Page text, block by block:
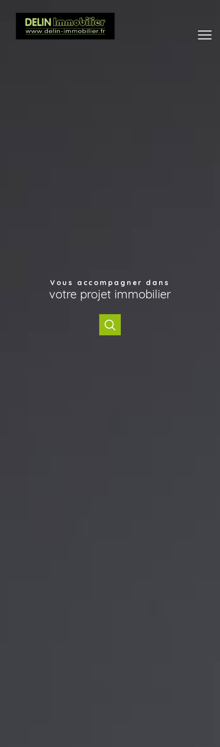
Vous accompagner dans
votre projet immobilier